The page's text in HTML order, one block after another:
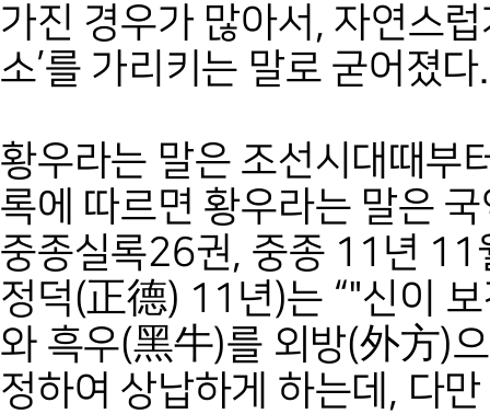
가진 경우가 많아서, 자연스
소’를 가리키는 말로 굳어졌다.
황우라는 말은 조선시대때부
록에 따르면 황우라는 말은
중종실록26권, 중종 11년
정덕(正德) 11년)는 “"신이
와 흑우(黑牛)를 외방(外方)
정하여 상납하게 하는데, 다